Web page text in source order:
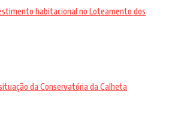
habitacional no Loteamento dos
da Conservatória da Calheta